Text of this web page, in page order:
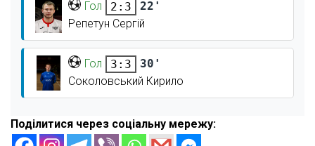
Гол 2:3
22'
Репетун Сергій
Гол 3:3
30'
Соколовський Кирило
Поділитися через соціальну мережу: